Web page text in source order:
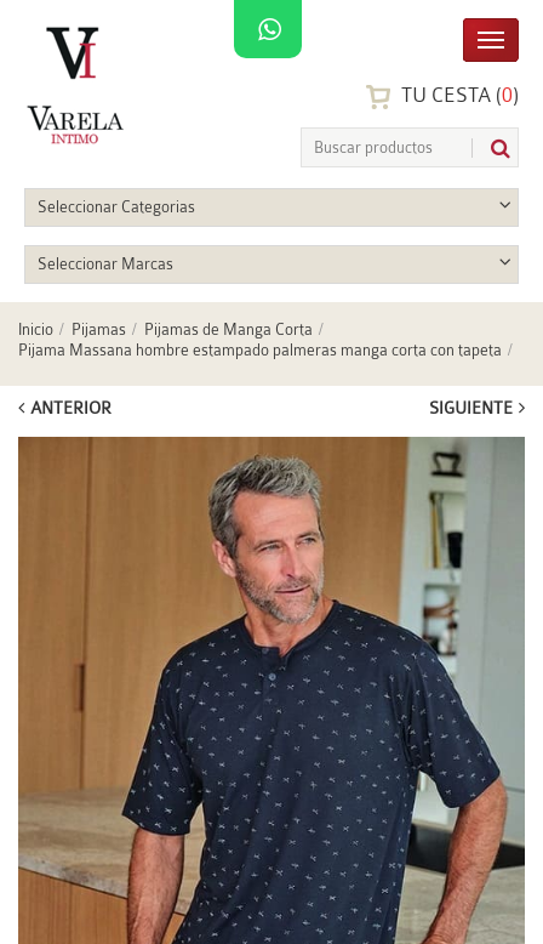
TU CESTA (0)
Seleccionar Categorias
Seleccionar Marcas
Inicio Pijamas
Pijamas de Manga Corta
Pijama Massana hombre estampado palmeras manga corta con tapeta
ANTERIOR SIGUIENTE